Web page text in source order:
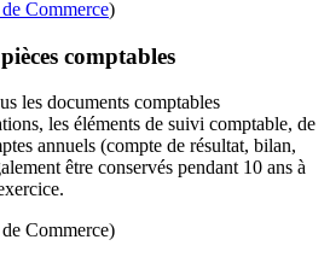
Commerce)
comptables
les documents comptables
les éléments de suivi comptable, de
annuels (compte de résultat, bilan,
être conservés pendant 10 ans à
Commerce)